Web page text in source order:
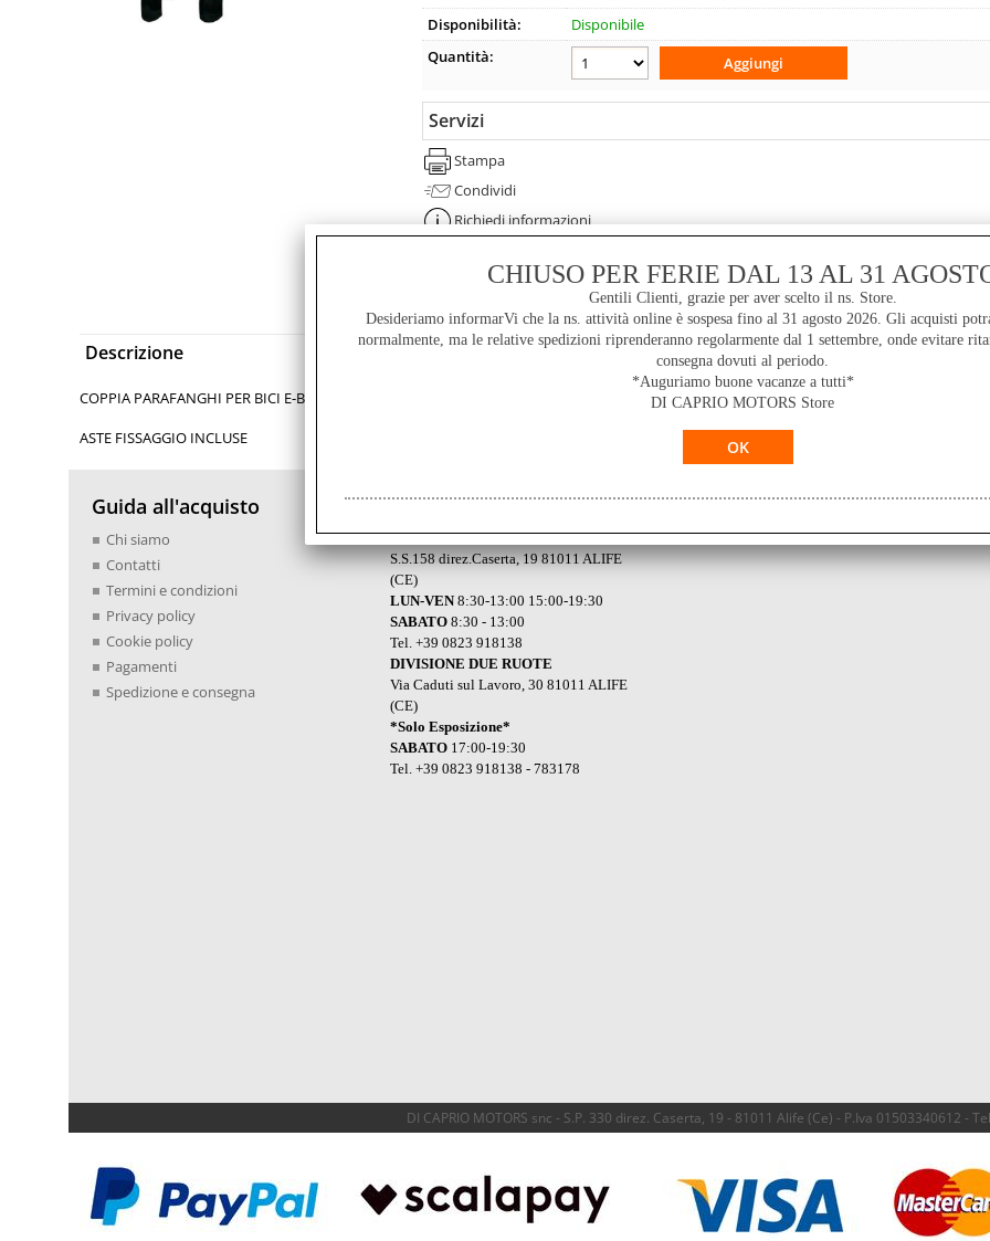
Disponibilità:
Disponibile
Quantità:
Servizi
Stampa
Condividi
Richiedi informazioni
Feedback degli utenti
Descrizione
COPPIA PARAFANGHI PER BICI E-BIKE SKS RUOTA 28 A60S 60 MM NERO OPACO
ASTE FISSAGGIO INCLUSE
Guida all'acquisto
Chi siamo
Contatti
Termini e condizioni
Privacy policy
Cookie policy
Pagamenti
Spedizione e consegna
Servizio Clienti
DIVISIONE GARDEN
S.S.158 direz.Caserta, 19 81011 ALIFE
(CE)
LUN-VEN8:30-13:00 15:00-19:30
SABATO 8:30 - 13:00
Tel. +39 0823 918138
DIVISIONE DUE RUOTE
Via Caduti sul Lavoro, 30 81011 ALIFE
(CE)
*Solo Esposizione*
SABATO 17:00-19:30
Tel. +39 0823 918138 - 783178
Seguici su:
DI CAPRIO MOTORS snc - S.P. 330 direz. Caserta, 19 - 81011 Alife (Ce) - P.Iva 01503340612 -
CHIUSO PER FERIE DAL 13 AL 31
Gentili Clienti, grazie per aver scelto il ns. Store.
Desideriamo informarVi che la ns. attività online è sospesa fino al 31 agosto 2026. Gli acquisti
normalmente, ma le relative spedizioni riprenderanno regolarmente dal 1 settembre, onde evitare
consegna dovuti al periodo.
*Auguriamo buone vacanze a tutti*
DI CAPRIO MOTORS Store